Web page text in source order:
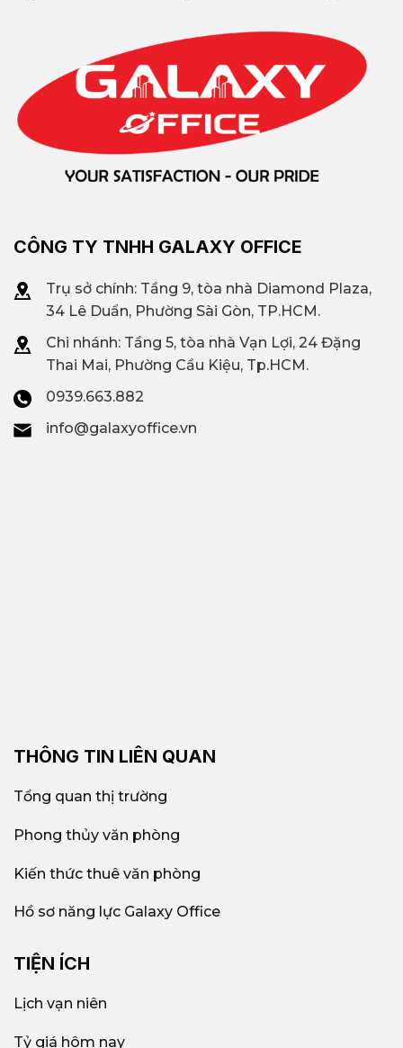
CÔNG TY TNHH GALAXY OFFICE
Trụ sở chính: Tầng 9, tòa nhà Diamond Plaza,
34 Lê Duẩn, Phường Sài Gòn, TP.HCM.
Chi nhánh: Tầng 5, tòa nhà Vạn Lợi, 24 Đặng
Thai Mai, Phường Cầu Kiệu, Tp.HCM.
0939.663.882
info@galaxyoffice.vn
THÔNG TIN LIÊN QUAN
Tổng quan thị trường
Phong thủy văn phòng
Kiến thức thuê văn phòng
Hồ sơ năng lực Galaxy Office
TIỆN ÍCH
Lịch vạn niên
Tỷ giá hôm nay